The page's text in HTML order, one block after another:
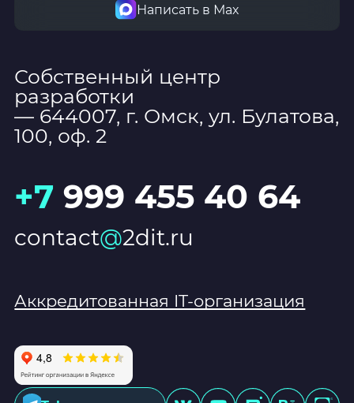
Написать в Мах
Собственный центр
разработки
— 644007, г. Омск, ул. Булатова,
100, оф. 2
+7 999 455 40 64
contact@2dit.ru
Аккредитованная IT-организация